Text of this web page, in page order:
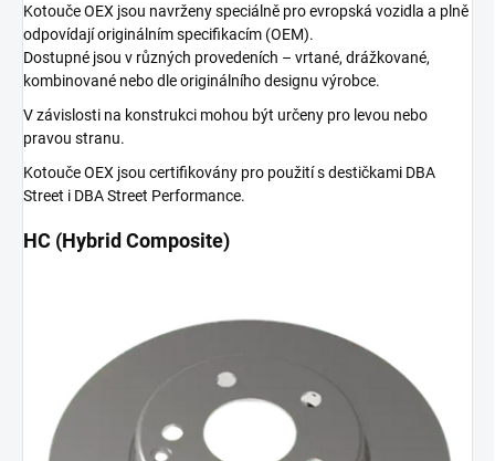
Kotouče OEX jsou navrženy speciálně pro evropská vozidla a plně
odpovídají originálním specifikacím (OEM).
Dostupné jsou v různých provedeních – vrtané, drážkované,
kombinované nebo dle originálního designu výrobce.
V závislosti na konstrukci mohou být určeny pro levou nebo
pravou stranu.
Kotouče OEX jsou certifikovány pro použití s destičkami DBA
Street i DBA Street Performance.
HC (Hybrid Composite)